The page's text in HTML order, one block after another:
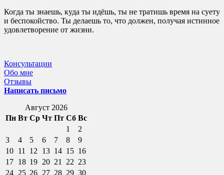
Когда ты знаешь, куда ты идёшь, ты не тратишь время на суету
и беспокойство. Ты делаешь то, что должен, получая истинное
удовлетворение от жизни.
Консультации
Обо мне
Отзывы
Написать письмо
Август 2026
Пн Вт Ср Чт Пт Сб Вс
1
2
3
4 5 6 7 8
9
10 11 12 13 14 15 16
17 18 19 20 21 22 23
24 25 26 27 28 29 30